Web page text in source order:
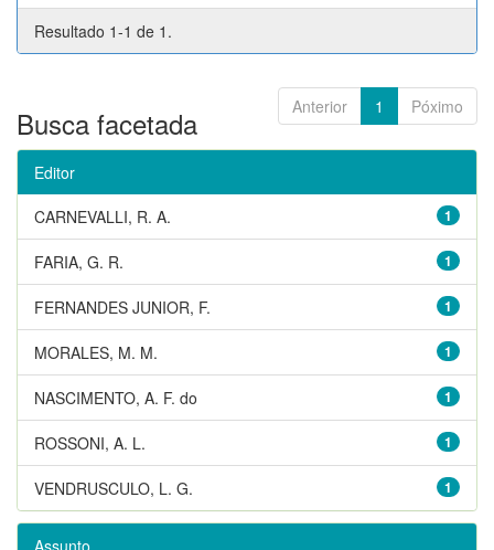
Resultado 1-1 de 1.
Anterior 1 Póximo
Busca facetada
Editor
1
CARNEVALLI, R. A.
1
FARIA, G. R.
1
FERNANDES JUNIOR, F.
1
MORALES, M. M.
1
NASCIMENTO, A. F. do
1
ROSSONI, A. L.
1
VENDRUSCULO, L. G.
Assunto